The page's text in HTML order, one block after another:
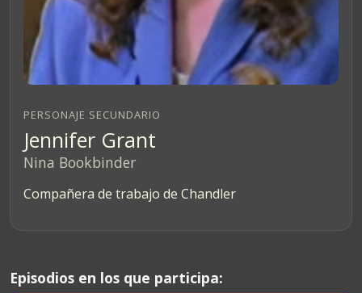
PERSONAJE SECUNDARIO
Jennifer Grant
Nina Bookbinder
Compañera de trabajo de Chandler
Episodios en los que participa: